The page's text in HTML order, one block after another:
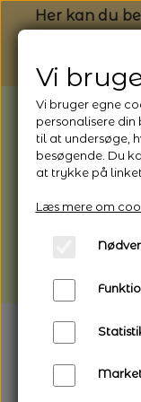
Her kan du
BEMÆRK:
1/8 - 9/8 -
afhentning
Vi gør
længere
Vi
Vi bruger egne
personalisere
til at undersøge,
besøgende. Du
at trykke på
Læs mere om